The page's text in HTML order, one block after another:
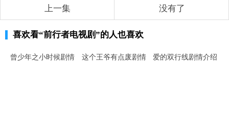
上一集 没有了
喜欢看“前行者电视剧”的人也喜欢
曾少年之小时候剧情
这个王爷有点废剧情
爱的双行线剧情介绍